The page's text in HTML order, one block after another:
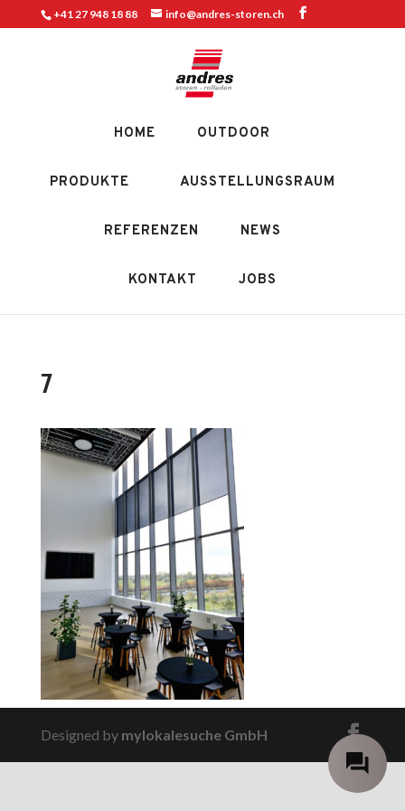
+41 27 948 18 88 info@andres-storen.ch
HOME OUTDOOR
PRODUKTE AUSSTELLUNGSRAUM
REFERENZEN NEWS
KONTAKT JOBS
7
Designed by mylokalesuche GmbH